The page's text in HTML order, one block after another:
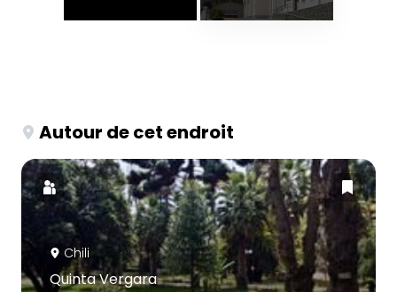
Autour de cet endroit
Chili
Quinta Vergara